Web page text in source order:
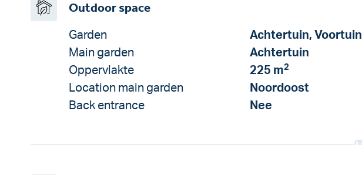
Outdoor space
Garden
Achtertuin, Voortuin
Main garden
Achtertuin
Oppervlakte
225 m2
Location main garden
Noordoost
Back entrance
Nee